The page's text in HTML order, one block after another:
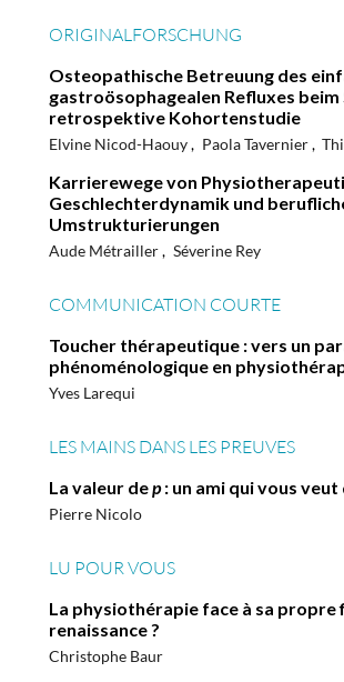
ORIGINALFORSCHUNG
Osteopathische Betreuung des
gastroösophagealen Refluxes beim
retrospektive Kohortenstudie
Elvine Nicod-Haouy Paola Tavernier
Karrierewege von
Geschlechterdynamik und
Umstrukturierungen
Aude Métrailler Séverine Rey
COMMUNICATION COURTE
Toucher thérapeutique : vers un
phénoménologique en
Yves Larequi
LES MAINS DANS LES PREUVES
La valeur dep: un ami qui vous veut
Pierre Nicolo
LU POUR VOUS
La physiothérapie face à sa propre
renaissance ?
Christophe Baur